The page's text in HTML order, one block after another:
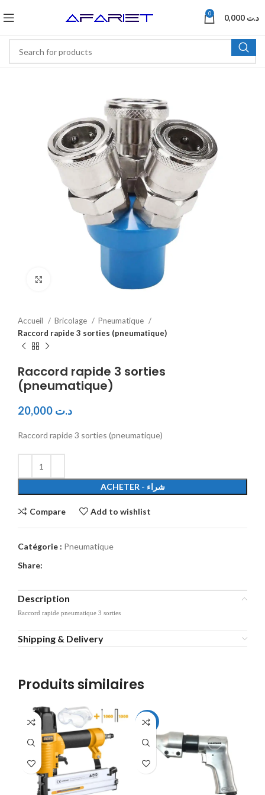
0 د.ت
Click to enlarge
Accueil Bricolage
Pneumatique
Raccord rapide 3 sorties (pneumatique)
Raccord rapide 3 sorties
(pneumatique)
د.ت
Raccord rapide 3 sorties (pneumatique)
ACHETER - شراء
Compare Add to wishlist
Catégorie : Pneumatique
Share:
Description
Raccord rapide pneumatique 3 sorties
Shipping & Delivery
Produits similaires
-10%